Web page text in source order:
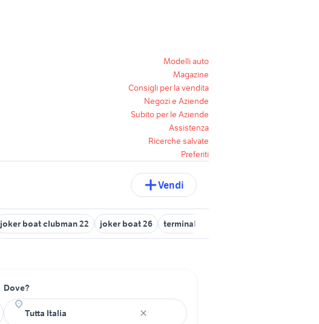
Modelli auto
Magazine
Consigli per la vendita
Negozi e Aziende
Subito per le Aziende
Assistenza
Ricerche salvate
Preferiti
Vendi
joker boat clubman 22 joker boat 26 terminal boat 24
Dove?